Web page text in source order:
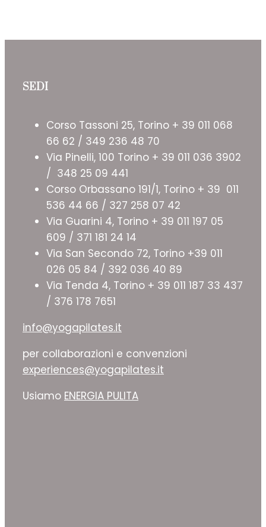
SEDI
Corso Tassoni 25, Torino + 39 011 068
66 62 / 349 236 48 70
Via Pinelli, 100 Torino + 39 011 036 3902
/ 348 25 09 441
Corso Orbassano 191/1, Torino + 39 011
536 44 66 / 327 258 07 42
Via Guarini 4, Torino + 39 011 197 05
609 / 371 181 24 14
Via San Secondo 72, Torino +39 011
026 05 84 / 392 036 40 89
Via Tenda 4, Torino + 39 011 187 33 437
/ 376 178 7651
info@yogapilates.it
per collaborazioni e convenzioni
experiences@yogapilates.it
Usiamo ENERGIA PULITA